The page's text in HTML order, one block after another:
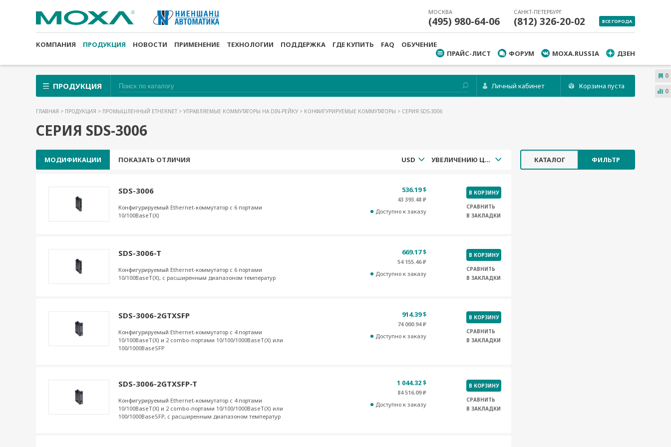
МОСКВА
(495) 980-64-06
САНКТ-ПЕТЕРБУРГ
(812) 326-20-02 ВСЕ ГОРОДА
КОМПАНИЯ ПРОДУКЦИЯ НОВОСТИ ПРИМЕНЕНИЕ ТЕХНОЛОГИИ ПОДДЕРЖКА ГДЕ КУПИТЬ FAQ
ОБУЧЕНИЕ
ПРАЙС-ЛИСТ
ФОРУМ MOXA.RUSSIA ДЗЕН
ПРОДУКЦИЯ Личный кабинет Корзина пуста
ГЛАВНАЯ > ПРОДУКЦИЯ > ПРОМЫШЛЕННЫЙ ETHERNET > УПРАВЛЯЕМЫЕ КОММУТАТОРЫ НА DIN-РЕЙКУ > КОНФИГУРИРУЕМЫЕ КОММУТАТОРЫ > СЕРИЯ SDS-3006
СЕРИЯ SDS-3006
КАТАЛОГ ФИЛЬТР
МОДИФИКАЦИИ ПОКАЗАТЬ ОТЛИЧИЯ USD УВЕЛИЧЕНИЮ ЦЕНЫ
SDS-3006
Конфигурируемый Ethernet-коммутатор с 6 портами
10/100BaseT(X)
536.19 $
43 393.48 ₽
Доступно к заказу
В КОРЗИНУ
СРАВНИТЬ
В ЗАКЛАДКИ
SDS-3006-T
Конфигурируемый Ethernet-коммутатор с 6 портами
10/100BaseT(X), с расширенным диапазоном температур
669.17 $
54 155.46 ₽
Доступно к заказу
В КОРЗИНУ
СРАВНИТЬ
В ЗАКЛАДКИ
SDS-3006-2GTXSFP
Конфигурируемый Ethernet-коммутатор с 4 портами
10/100BaseT(X) и 2 combo-портами 10/100/1000BaseT(X) или
100/1000BaseSFP
914.39 $
74 000.94 ₽
Доступно к заказу
В КОРЗИНУ
СРАВНИТЬ
В ЗАКЛАДКИ
SDS-3006-2GTXSFP-T
Конфигурируемый Ethernet-коммутатор с 4 портами
10/100BaseT(X) и 2 combo-портами 10/100/1000BaseT(X) или
100/1000BaseSFP, с расширенным диапазоном температур
1 044.32 $
84 516.09 ₽
Доступно к заказу
В КОРЗИНУ
СРАВНИТЬ
В ЗАКЛАДКИ
0
0